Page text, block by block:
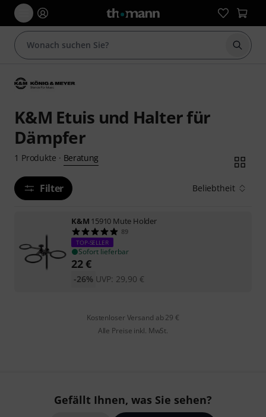
Suche
K&M Etuis und Halter für
Dämpfer
1 Produkte · Beratung
Filter Beliebtheit
K&M 15910 Mute Holder
89
TOP-SELLER
Sofort lieferbar
22€
UVP: 29,90 €
-26%
Kostenloser Versand ab 29 €
Alle Preise inkl. MwSt.
Gefällt Ihnen, was Sie sehen?